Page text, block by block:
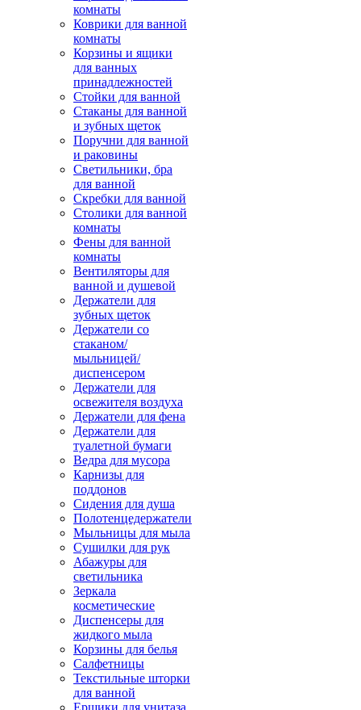
комнаты
Коврики для ванной
комнаты
Корзины и ящики
для ванных
принадлежностей
Стойки для ванной
Стаканы для ванной
и зубных щеток
Поручни для ванной
и раковины
Светильники, бра
для ванной
Скребки для ванной
Столики для ванной
комнаты
Фены для ванной
комнаты
Вентиляторы для
ванной и душевой
Держатели для
зубных щеток
Держатели со
стаканом/
мыльницей/
диспенсером
Держатели для
освежителя воздуха
Держатели для фена
Держатели для
туалетной бумаги
Ведра для мусора
Карнизы для
поддонов
Сидения для душа
Полотенцедержатели
Мыльницы для мыла
Сушилки для рук
Абажуры для
светильника
Зеркала
косметические
Диспенсеры для
жидкого мыла
Корзины для белья
Салфетницы
Текстильные шторки
для ванной
Ершики для унитаза